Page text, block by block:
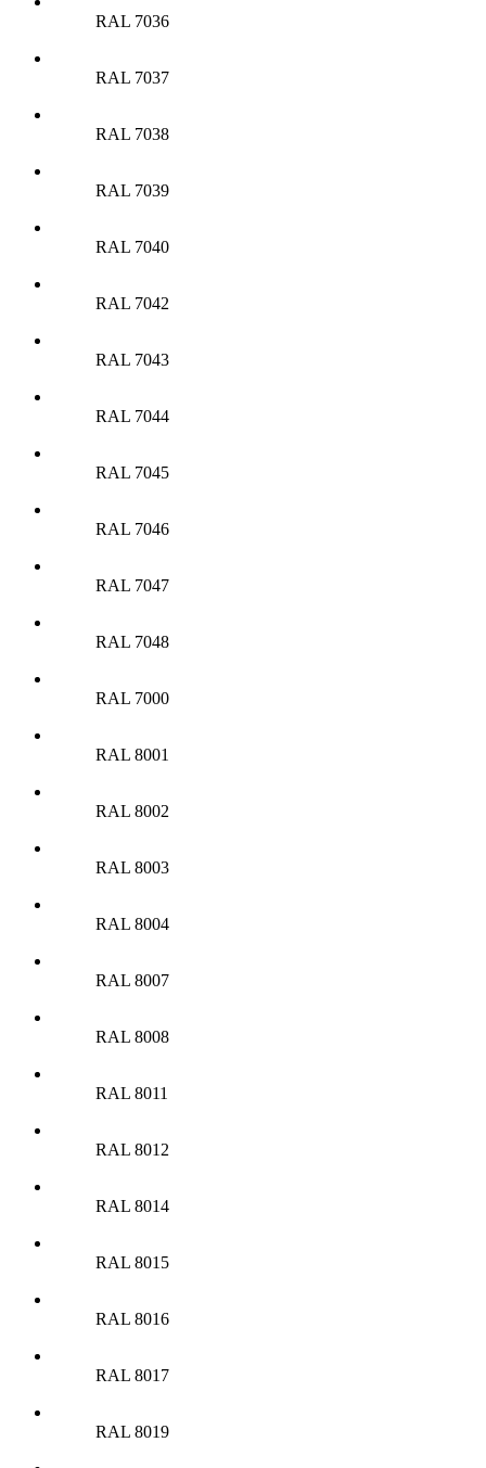
RAL 7036
RAL 7037
RAL 7038
RAL 7039
RAL 7040
RAL 7042
RAL 7043
RAL 7044
RAL 7045
RAL 7046
RAL 7047
RAL 7048
RAL 7000
RAL 8001
RAL 8002
RAL 8003
RAL 8004
RAL 8007
RAL 8008
RAL 8011
RAL 8012
RAL 8014
RAL 8015
RAL 8016
RAL 8017
RAL 8019